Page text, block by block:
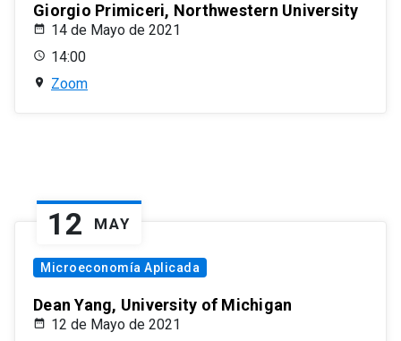
Giorgio Primiceri, Northwestern University
14 de Mayo de 2021
14:00
Zoom
12 MAY
Microeconomía Aplicada
Dean Yang, University of Michigan
12 de Mayo de 2021